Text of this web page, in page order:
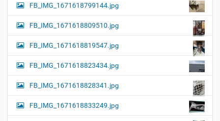
FB_IMG_1671618799144.jpg
FB_IMG_1671618809510.jpg
FB_IMG_1671618819547.jpg
FB_IMG_1671618823434.jpg
FB_IMG_1671618828341.jpg
FB_IMG_1671618833249.jpg